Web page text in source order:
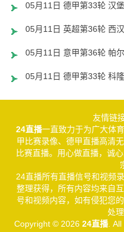
05月11日 德甲第33轮 汉
05月11日 英超第36轮 西
05月11日 意甲第36轮 帕
05月11日 德甲第33轮 科
友情链
24直播一直致力于为广大体
甲比赛录像、德甲直播高清
比赛直播。用心做直播，诚
24直播所有直播信号和视频
整理获得，所有内容均来自
号和视频内容，如有侵犯您
处
Copyright © 202624直播. All